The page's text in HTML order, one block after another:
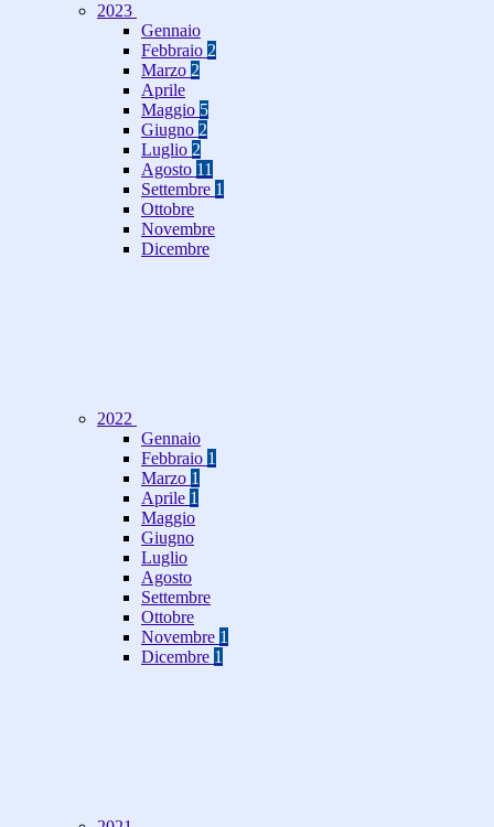
2023
Gennaio
Febbraio 2
Marzo 2
Aprile
Maggio 5
Giugno 2
Luglio 2
Agosto 11
Settembre 1
Ottobre
Novembre
Dicembre
2022
Gennaio
Febbraio 1
Marzo 1
Aprile 1
Maggio
Giugno
Luglio
Agosto
Settembre
Ottobre
Novembre 1
Dicembre 1